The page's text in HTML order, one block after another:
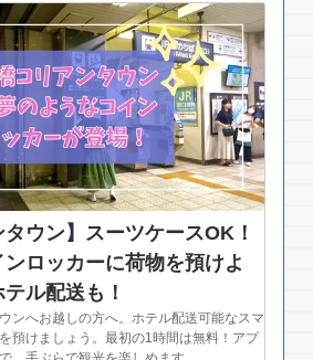
タウン】スーツケースOK！
ロッカーに荷物を預けよ
ル配送も！
ンへお越しの方へ。ホテル配送可能なスマ
預けましょう。最初の1時間は無料！アプ